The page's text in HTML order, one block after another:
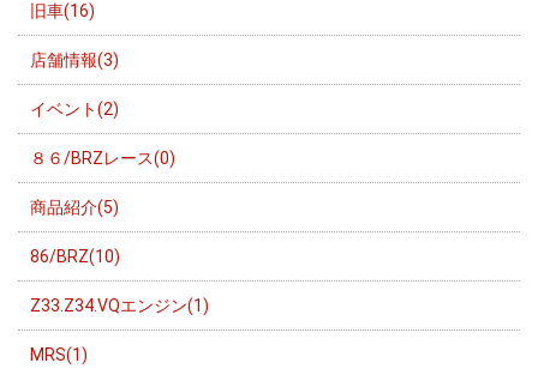
旧車(16)
店舗情報(3)
イベント(2)
８６/BRZレース(0)
商品紹介(5)
86/BRZ(10)
Z33.Z34.VQエンジン(1)
MRS(1)